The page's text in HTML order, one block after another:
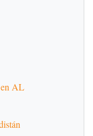
AL